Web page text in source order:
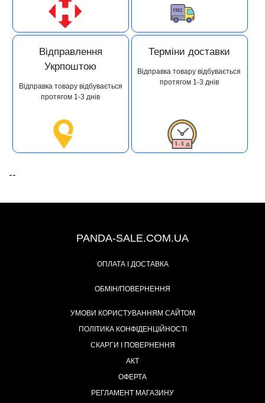
Відправлення
Укрпоштою
Відправка товару відбувається
протягом 1-3 днів
Терміни доставки
Відправка товару відбувається
протягом 1-3 днів
--
PANDA-SALE.COM.UA
ОПЛАТА І ДОСТАВКА
ОБМІН/ПОВЕРНЕННЯ
УМОВИ КОРИСТУВАННЯМ САЙТОМ
ПОЛІТИКА КОНФІДЕНЦІЙНОСТІ
СКАРГИ І ПОВЕРНЕННЯ
АКТ
ОФЕРТА
РЕГЛАМЕНТ МАГАЗИНУ